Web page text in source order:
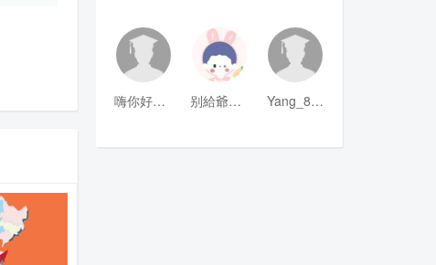
嗨你好8mm 别給爺装纯 Yang_811